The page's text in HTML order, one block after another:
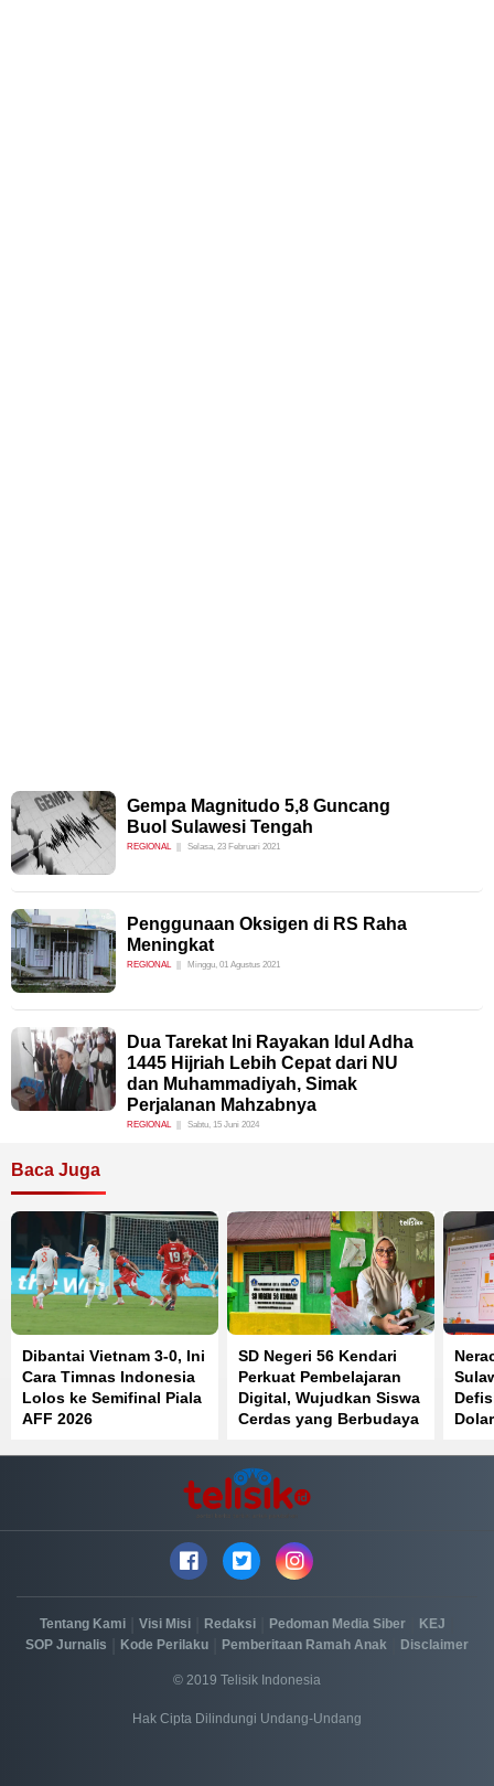
Gempa Magnitudo 5,8 Guncang
Buol Sulawesi Tengah
REGIONAL Selasa, 23 Februari 2021
Penggunaan Oksigen di RS Raha
Meningkat
REGIONAL Minggu, 01 Agustus 2021
Dua Tarekat Ini Rayakan Idul Adha
1445 Hijriah Lebih Cepat dari NU
dan Muhammadiyah, Simak
Perjalanan Mahzabnya
REGIONAL Sabtu, 15 Juni 2024
Baca Juga
Dibantai Vietnam 3-0, Ini
Cara Timnas Indonesia
Lolos ke Semifinal Piala
AFF 2026
SD Negeri 56 Kendari
Perkuat Pembelajaran
Digital, Wujudkan Siswa
Cerdas yang Berbudaya
Tentang Kami Visi Misi Redaksi Pedoman Media Siber KEJ
SOP Jurnalis Kode Perilaku Pemberitaan Ramah Anak Disclaimer
© 2019 Telisik Indonesia
Hak Cipta Dilindungi Undang-Undang